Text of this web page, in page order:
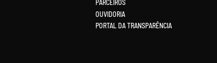
PARCEIROS
OUVIDORIA
PORTAL DA TRANSPARÊNCIA